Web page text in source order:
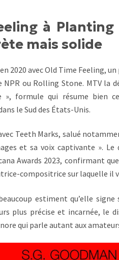
à
mais solide
2020 avec Old Time Feeling,
ou Rolling Stone. MTV la
», formule qui résume bien
le Sud des États-Unis.
Teeth Marks, salué
et sa voix captivante ».
Awards 2023, confirmant
compositrice sur laquelle il
estiment qu’elle
plus précise et incarnée, le
qui parle autant aux amateurs